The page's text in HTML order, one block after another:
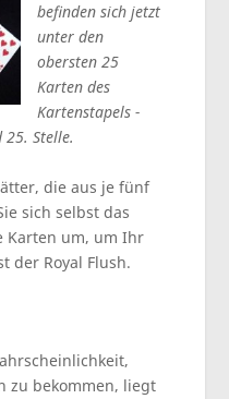
befinden sich jetzt
unter den
obersten 25
Karten des
Kartenstapels -
Stelle.
die aus je fünf
sich selbst das
Karten um, um Ihr
der Royal Flush.
zu bekommen, liegt